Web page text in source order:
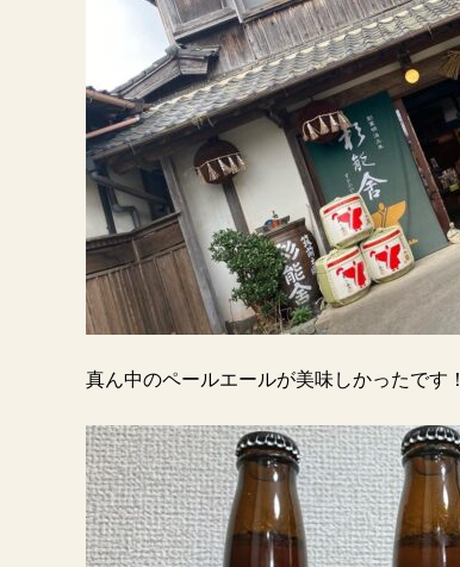
真ん中のペールエールが美味しかったです！